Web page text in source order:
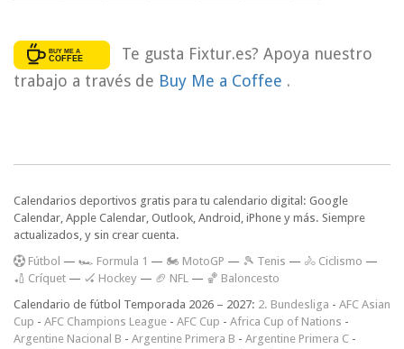
Te gusta Fixtur.es? Apoya nuestro
trabajo a través de Buy Me a Coffee .
Calendarios deportivos gratis para tu calendario digital: Google
Calendar, Apple Calendar, Outlook, Android, iPhone y más. Siempre
actualizados, y sin crear cuenta.
Fútbol — 🏎️ Formula 1 — 🏍 MotoGP — 🎾 Tenis — 🚴 Ciclismo —
🏏 Críquet — 🏑 Hockey — 🏈 NFL — 🏀 Baloncesto
Calendario de fútbol Temporada 2026 – 2027: 2. Bundesliga - AFC Asian
Cup - AFC Champions League - AFC Cup - Africa Cup of Nations -
Argentine Nacional B - Argentine Primera B - Argentine Primera C -